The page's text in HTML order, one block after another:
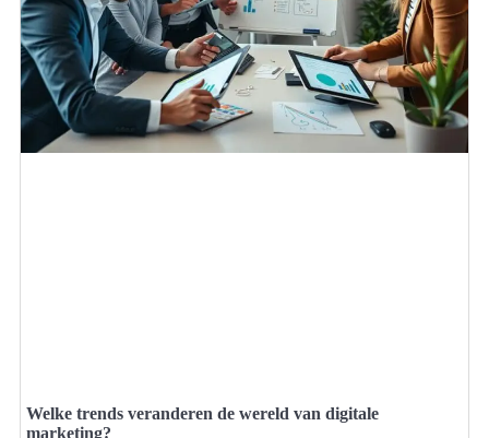
Welke trends veranderen de wereld van digitale
marketing?